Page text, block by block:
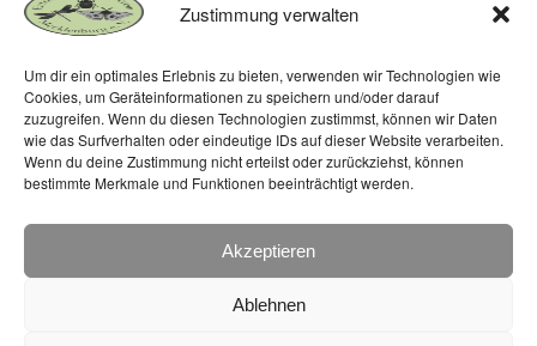
Zustimmung verwalten
Um dir ein optimales Erlebnis zu bieten, verwenden wir Technologien wie
Cookies, um Geräteinformationen zu speichern und/oder darauf
zuzugreifen. Wenn du diesen Technologien zustimmst, können wir Daten
wie das Surfverhalten oder eindeutige IDs auf dieser Website verarbeiten.
Wenn du deine Zustimmung nicht erteilst oder zurückziehst, können
bestimmte Merkmale und Funktionen beeinträchtigt werden.
Akzeptieren
Ablehnen
Copyright und Reproduktionsrecht, auch
Entomologischen Vereins Mecklenburg e.V.
Virgo - Die Vereinszeitschrift